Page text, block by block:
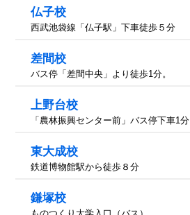
仏子校
西武池袋線「仏子駅」下車徒歩５分
差間校
バス停「差間中央」より徒歩1分。
上野台校
「農林振興センター前」バス停下車1分
東大成校
鉄道博物館駅から徒歩８分
鎌塚校